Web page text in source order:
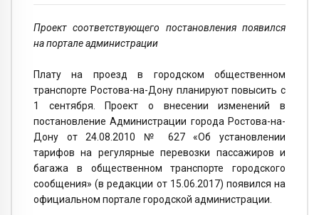
Проект соответствующего постановления появился
на портале администрации
Плату на проезд в городском общественном
транспорте Ростова-на-Дону планируют повысить с
1 сентября. Проект о внесении изменений в
постановление Администрации города Ростова-на-
Дону от 24.08.2010 № 627 «Об установлении
тарифов на регулярные перевозки пассажиров и
багажа в общественном транспорте городского
сообщения» (в редакции от 15.06.2017) появился на
официальном портале городской администрации.